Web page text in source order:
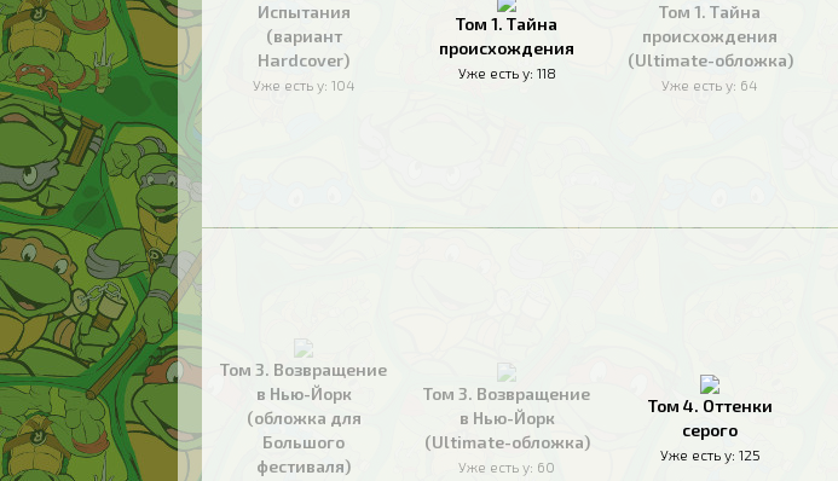
Испытания
(вариант
Hardcover)
Уже есть у: 104
Том 1. Тайна
происхождения
Уже есть у: 118
Том 1. Тайна
происхождения
(Ultimate-обложка)
Уже есть у: 64
Том 3. Возвращение
в Нью-Йорк
(обложка для
Большого
фестиваля)
Том 3. Возвращение
в Нью-Йорк
(Ultimate-обложка)
Уже есть у: 60
Том 4. Оттенки
серого
Уже есть у: 125